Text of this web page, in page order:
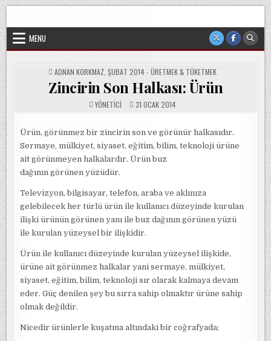
Skip
to
content
veya cemaatin güdümünde ya da tesirinde olmayan, tamamen
MENU
POSTED
IN
ADNAN KORKMAZ ŞUBAT 2014 - ÜRETMEK & TÜKETMEK
Zincirin Son Halkası: Ürün
YÖNETICI 31 OCAK 2014
Ürün, görünmez bir zincirin son ve görünür halkasıdır.
Sermaye, mülkiyet, siyaset, eğitim, bilim, teknoloji ürüne
ait görünmeyen halkalardır. Ürünbuz
dağının görünen yüzüdür.
Televizyon, bilgisayar, telefon, araba ve aklınıza
gelebilecek her türlü ürün ile kullanıcı düzeyinde kurulan
ilişki ürünün görünen yanı ilebuz dağının görünen yüzü
ile kurulan yüzeysel bir ilişkidir.
Ürün ile kullanıcı düzeyinde kurulan yüzeysel ilişkide,
ürüne ait görünmez halkalar yani sermaye, mülkiyet,
siyaset, eğitim, bilim, teknoloji sır olarak kalmaya devam
eder. Güç denilen şey bu sırra sahip olmaktır ürüne sahip
olmak değildir.
Nicedir ürünlerle kuşatma altındaki bir coğrafyada;